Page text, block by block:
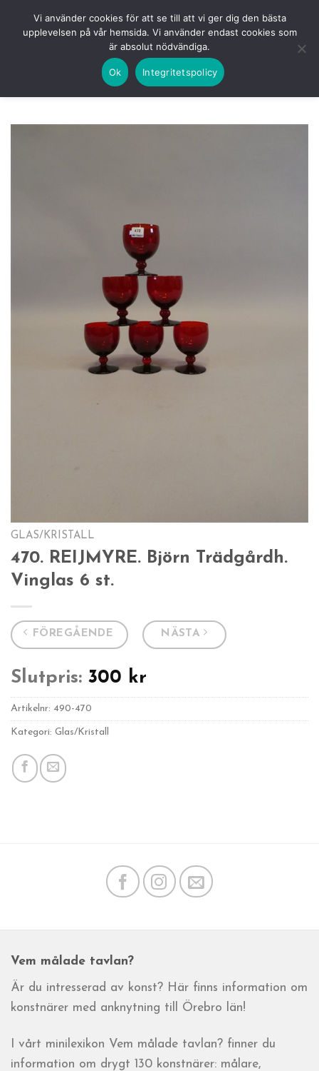
KOMMANDE LOGGA IN
GLAS/KRISTALL
470. REIJMYRE. Björn Trädgårdh.
Vinglas 6 st.
FÖREGÅENDE NÄSTA
Slutpris: 300 kr
Artikelnr: 490-470
Kategori: Glas/Kristall
Vem målade tavlan?
Är du intresserad av konst? Här finns information om
konstnärer med anknytning till Örebro län!
I vårt minilexikon Vem målade tavlan? finner du
information om drygt 130 konstnärer: målare,
Vi använder cookies för att se till att vi ger dig den bästa
upplevelsen på vår hemsida. Vi använder endast cookies som
är absolut nödvändiga.
Ok Integritetspolicy